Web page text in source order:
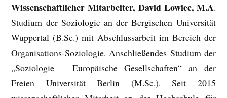
Wissenschaftlicher Mitarbeiter, David Lowiec, M.A.
Studium der Soziologie an der Bergischen Universität
Wuppertal (B.Sc.) mit Abschlussarbeit im Bereich der
Organisations-Soziologie. Anschließendes Studium der
„Soziologie – Europäische Gesellschaften“ an der
Freien Universität Berlin (M.Sc.). Seit 2015